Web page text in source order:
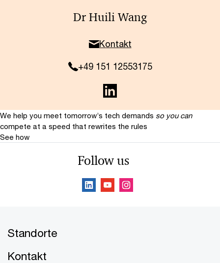
Dr Huili Wang
Kontakt
+49 151 12553175
We help you meet tomorrow’s tech demands so you can
compete at a speed that rewrites the rules
See how
Follow us
Standorte
Kontakt